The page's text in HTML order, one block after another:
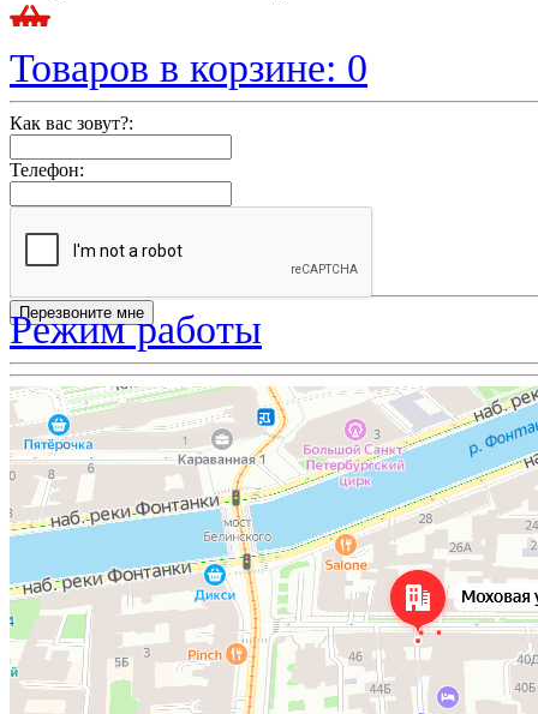
Товаров в корзине: 0
Как вас зовут?:
Телефон:
Режим работы